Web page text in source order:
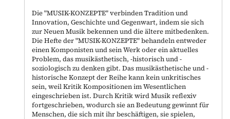
Die "MUSIK-KONZEPTE" verbinden Tradition und
Innovation, Geschichte und Gegenwart, indem sie sich
zur Neuen Musik bekennen und die ältere mitbedenken.
Die Hefte der "MUSIK-KONZEPTE" behandeln entweder
einen Komponisten und sein Werk oder ein aktuelles
Problem, das musikästhetisch, -historisch und -
soziologisch zu denken gibt. Das musikästhetische und -
historische Konzept der Reihe kann kein unkritisches
sein, weil Kritik Kompositionen im Wesentlichen
eingeschrieben ist. Durch Kritik wird Musik reflexiv
fortgeschrieben, wodurch sie an Bedeutung gewinnt für
Menschen, die sich mit ihr beschäftigen, sie spielen,